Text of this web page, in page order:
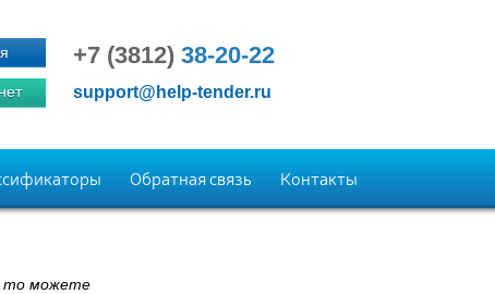
+7 (3812) 38-20-22
support@help-tender.ru
Обратная связь Контакты
то можете